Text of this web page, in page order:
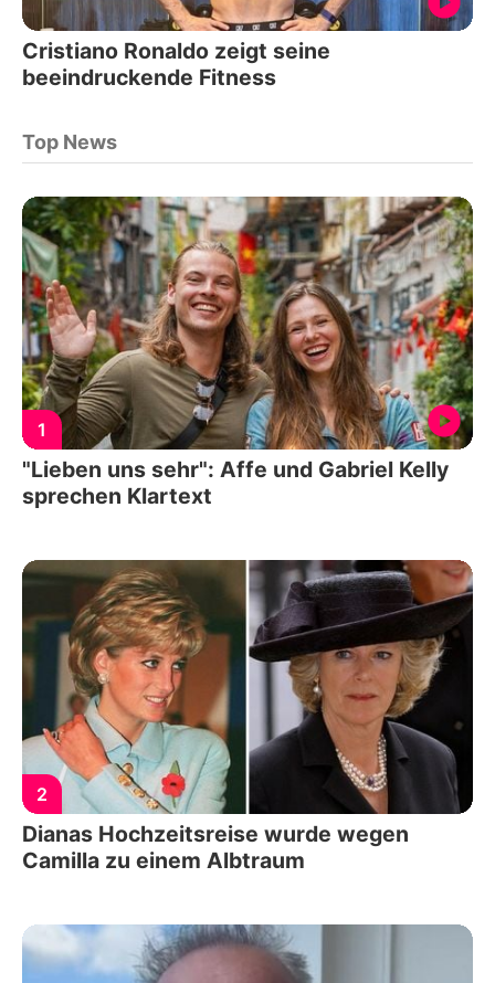
Cristiano Ronaldo zeigt seine
beeindruckende Fitness
Top News
1
"Lieben uns sehr": Affe und Gabriel Kelly
sprechen Klartext
2
Dianas Hochzeitsreise wurde wegen
Camilla zu einem Albtraum